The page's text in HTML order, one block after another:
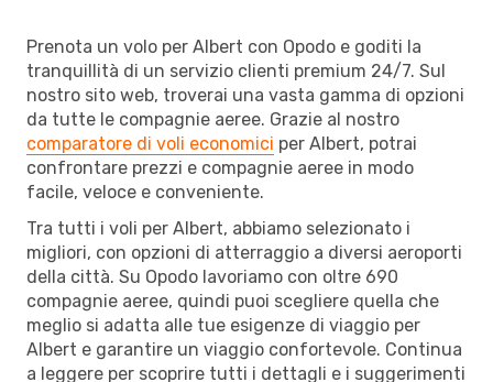
Prenota un volo per Albert con Opodo e goditi la
tranquillità di un servizio clienti premium 24/7. Sul
nostro sito web, troverai una vasta gamma di opzioni
da tutte le compagnie aeree. Grazie al nostro
comparatore di voli economici per Albert, potrai
confrontare prezzi e compagnie aeree in modo
facile, veloce e conveniente.
Tra tutti i voli per Albert, abbiamo selezionato i
migliori, con opzioni di atterraggio a diversi aeroporti
della città. Su Opodo lavoriamo con oltre 690
compagnie aeree, quindi puoi scegliere quella che
meglio si adatta alle tue esigenze di viaggio per
Albert e garantire un viaggio confortevole. Continua
a leggere per scoprire tutti i dettagli e i suggerimenti